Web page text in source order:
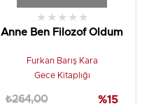
Anne Ben Filozof Oldum
★ ★ ★ ★ ★
Furkan Barış Kara
Gece Kitaplığı
₺264,00 %15